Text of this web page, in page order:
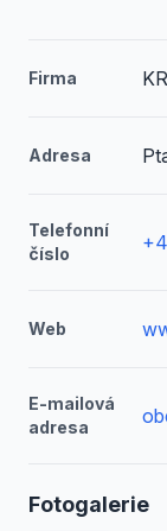
Firma
Adresa
Telefonní
číslo
Web
E-mailová
adresa
Fotogalerie